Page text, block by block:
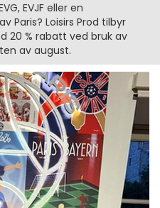
EVJF eller en
Paris? Loisirs Prod tilbyr
20 % rabatt ved bruk av
av august.